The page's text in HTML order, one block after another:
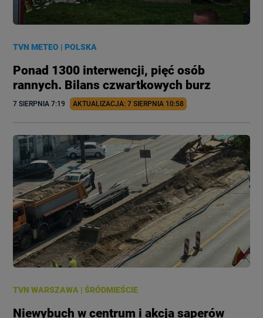
TVN METEO |POLSKA
Ponad 1300 interwencji, pięć osób
rannych. Bilans czwartkowych burz
7 SIERPNIA 7:19 AKTUALIZACJA: 7 SIERPNIA 10:58
TVN WARSZAWA |ŚRÓDMIEŚCIE
Niewybuch w centrum i akcja saperów